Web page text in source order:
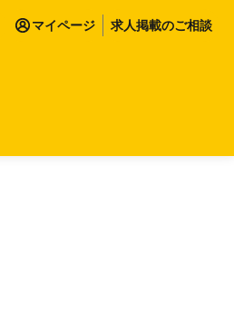
マイページ 求人掲載のご相談